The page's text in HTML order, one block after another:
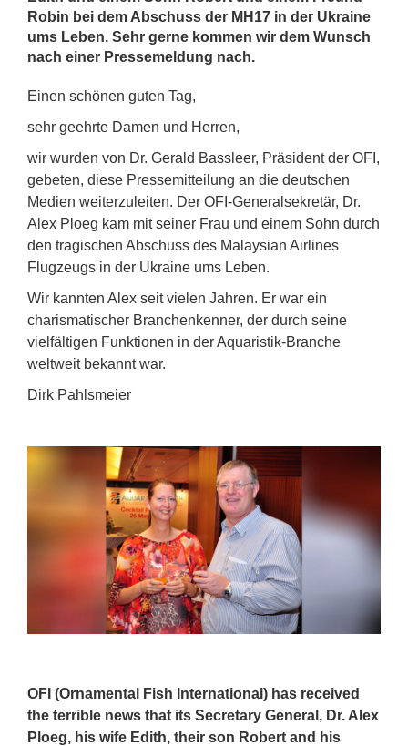
Robin bei dem Abschuss der MH17 in der Ukraine
ums Leben. Sehr gerne kommen wir dem Wunsch
nach einer Pressemeldung nach.
Einen schönen guten Tag,
sehr geehrte Damen und Herren,
wir wurden von Dr. Gerald Bassleer, Präsident der OFI,
gebeten, diese Pressemitteilung an die deutschen
Medien weiterzuleiten. Der OFI-Generalsekretär, Dr.
Alex Ploeg kam mit seiner Frau und einem Sohn durch
den tragischen Abschuss des Malaysian Airlines
Flugzeugs in der Ukraine ums Leben.
Wir kannten Alex seit vielen Jahren. Er war ein
charismatischer Branchenkenner, der durch seine
vielfältigen Funktionen in der Aquaristik-Branche
weltweit bekannt war.
Dirk Pahlsmeier
OFI (Ornamental Fish International) has received
the terrible news that its Secretary General, Dr. Alex
Ploeg, his wife Edith, their son Robert and his